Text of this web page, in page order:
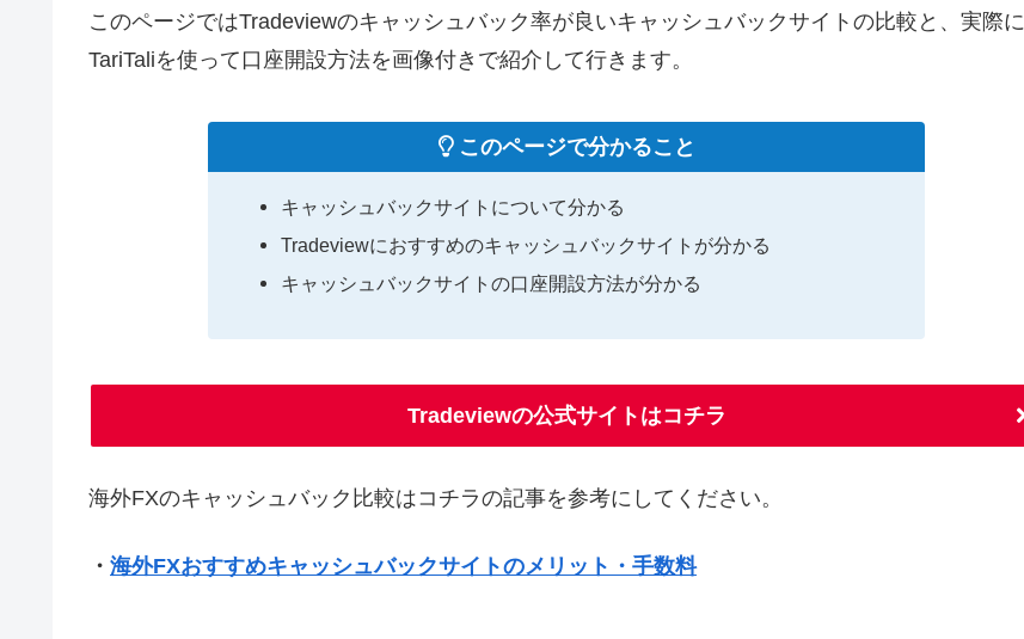
このページではTradeviewのキャッシュバック率が良いキャッシュバックサイトの比較と、実際に
TariTaliを使って口座開設方法を画像付きで紹介して行きます。
このページで分かること
キャッシュバックサイトについて分かる
Tradeviewにおすすめのキャッシュバックサイトが分かる
キャッシュバックサイトの口座開設方法が分かる
Tradeviewの公式サイトはコチラ
海外FXのキャッシュバック比較はコチラの記事を参考にしてください。
・ 海外FXおすすめキャッシュバックサイトのメリット・手数料